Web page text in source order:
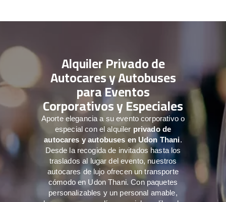
Alquiler Privado de
Autocares y Autobuses
para Eventos
Corporativos y Especiales
Aporte elegancia a su evento corporativo o
especial con el alquiler privado de
autocares y autobuses en Udon Thani.
Desde la recogida de invitados hasta los
traslados al lugar del evento, nuestros
autocares de lujo ofrecen un transporte
cómodo en Udon Thani. Con paquetes
personalizables y un personal amable,